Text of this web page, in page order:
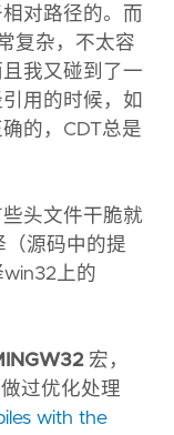
对路径的。而
复杂，不太容
我又碰到了一
用的时候，如
的，CDT总是
头文件干脆就
（源码中的提
上的
宏，
过优化处理
with the